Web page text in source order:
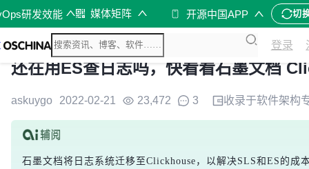
研发效能 媒体矩阵 开源中国APP 切
登录
还在用ES查日志吗，快看看石墨文档
askuygo 2022-02-21 23,472 3 收录于软件架构
石墨文档将日志系统迁移至Clickhouse，以解决SLS和ES的